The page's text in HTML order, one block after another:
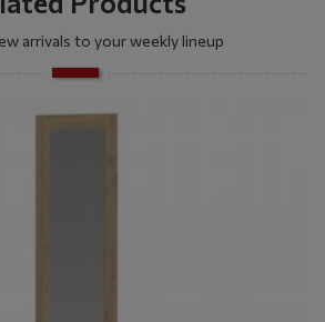
arrivals to your weekly lineup